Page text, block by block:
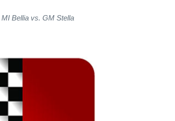
MI Bellia vs. GM Stella